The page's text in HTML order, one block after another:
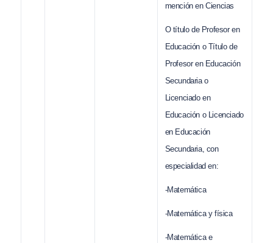
mención en Ciencias
O título de Profesor en
Educación o Título de
Profesor en Educación
Secundaria o
Licenciado en
Educación o Licenciado
en Educación
Secundaria, con
especialidad en:
-Matemática
-Matemática y física
-Matemática e